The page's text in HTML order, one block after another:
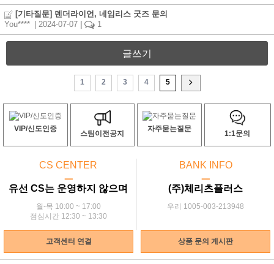
[기타질문] 덴더라이언, 네임리스 굿즈 문의
You****
| 2024-07-07 1
글쓰기
1 2 3 4 5
VIP/신도인증
스팀이전공지
자주묻는질문
1:1문의
CS CENTER
ㅡ
유선 CS는 운영하지 않으며
월-목 10:00 ~ 17:00
점심시간 12:30 ~ 13:30
BANK INFO
ㅡ
(주)체리츠플러스
우리 1005-003-213948
고객센터 연결 상품 문의 게시판